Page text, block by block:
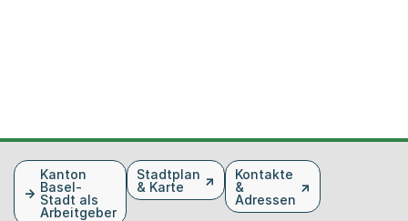
FusszeileKanton
Basel-
Stadt als
Arbeitgeber
Stadtplan
& Karte
Kontakte
&
Adressen